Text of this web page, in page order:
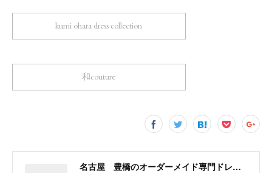
kumi ohara dress collection
和couture
名古屋 豊橋のオーダーメイド専門ドレスデザイナー KUMI OHARA